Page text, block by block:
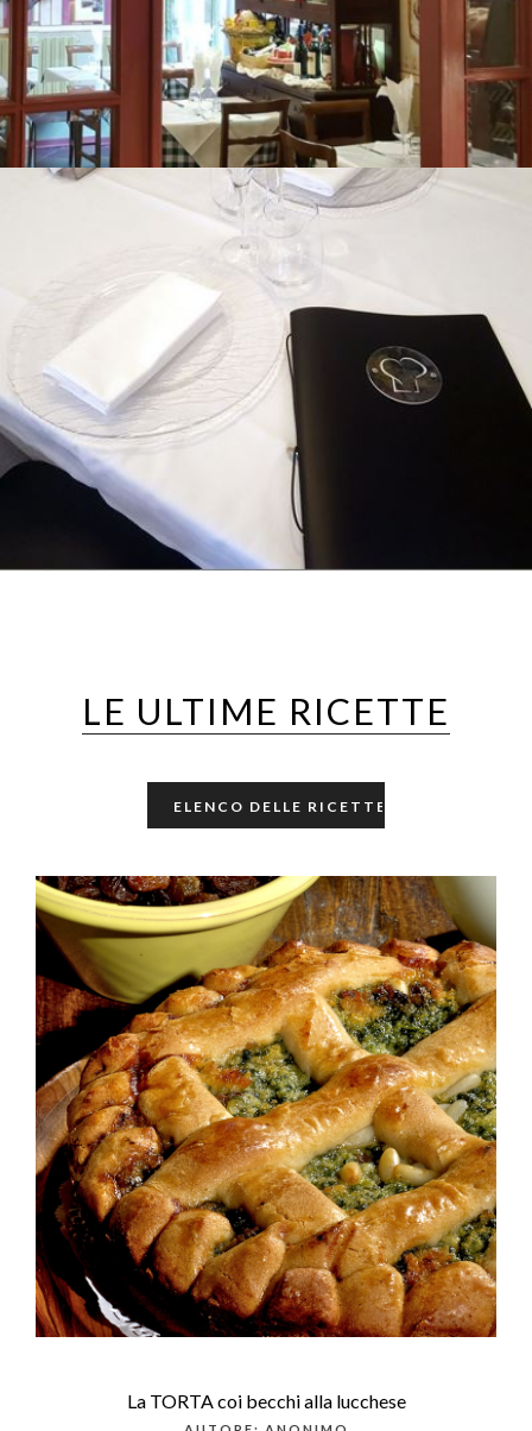
RISTORANTE LOMBARDO
Nei dintorni di Lucca
LE ULTIME RICETTE
La TORTA coi becchi alla lucchese